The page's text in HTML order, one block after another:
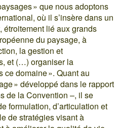
» que nous adoptons
où il s’insère dans un
étroitement lié aux grands
du paysage, à
la gestion et
et (…) organiser la
domaine ». Quant au
» développé dans le rapport
de la Convention –, il se
formulation, d’articulation et
de stratégies visant à